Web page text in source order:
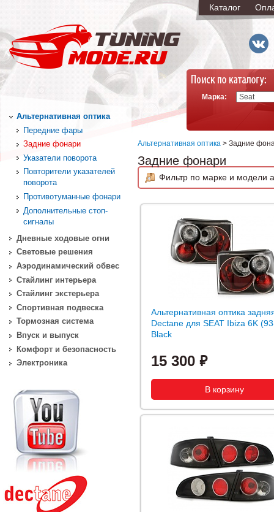
Каталог
Марка:
Альтернативная оптика > Задние
Задние фонари
Фильтр по марке и модели
Альтернативная оптика
Dectane для SEAT Ibiza 6K
Black
15 300
Альтернативная оптика
Передние фары
Задние фонари
Указатели поворота
Повторители указателей
поворота
Противотуманные фонари
Дополнительные стоп-
сигналы
Дневные ходовые огни
Световые решения
Аэродинамический обвес
Стайлинг интерьера
Стайлинг экстерьера
Спортивная подвеска
Тормозная система
Впуск и выпуск
Комфорт и безопасность
Электроника